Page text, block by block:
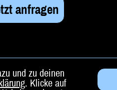
und zu deinen
. Klicke auf